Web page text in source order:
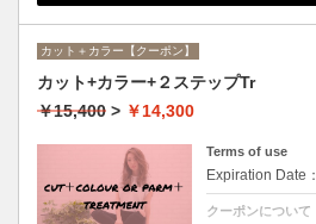
カット＋カラー【クーポン】
カット+カラー+２ステップTr
￥15,400 > ￥14,300
Terms of use
Expiration Date：
クーポンについて